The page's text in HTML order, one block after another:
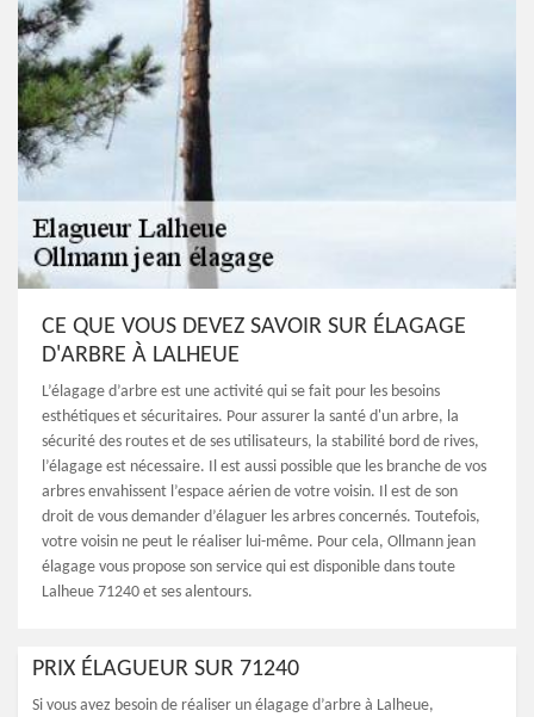
CE QUE VOUS DEVEZ SAVOIR SUR ÉLAGAGE
D'ARBRE À LALHEUE
L’élagage d’arbre est une activité qui se fait pour les besoins
esthétiques et sécuritaires. Pour assurer la santé d'un arbre, la
sécurité des routes et de ses utilisateurs, la stabilité bord de rives,
l’élagage est nécessaire. Il est aussi possible que les branche de vos
arbres envahissent l’espace aérien de votre voisin. Il est de son
droit de vous demander d’élaguer les arbres concernés. Toutefois,
votre voisin ne peut le réaliser lui-même. Pour cela, Ollmann jean
élagage vous propose son service qui est disponible dans toute
Lalheue 71240 et ses alentours.
PRIX ÉLAGUEUR SUR 71240
Si vous avez besoin de réaliser un élagage d’arbre à Lalheue,